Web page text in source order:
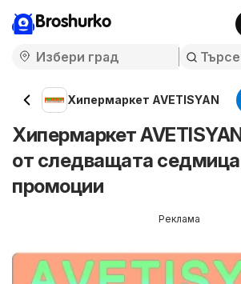
Broshurko
Хипермаркет AVETISYAN
Хипермаркет
от следващата
промоции
Реклама